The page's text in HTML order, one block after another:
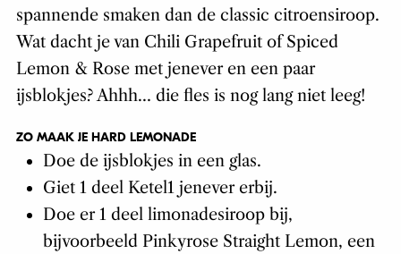
spannende smaken dan de classic citroensiroop.
Wat dacht je van Chili Grapefruit of Spiced
Lemon & Rose met jenever en een paar
ijsblokjes? Ahhh… die fles is nog lang niet leeg!
ZO MAAK JE HARD LEMONADE
Doe de ijsblokjes in een glas.
Giet 1 deel Ketel1 jenever erbij.
Doe er 1 deel limonadesiroop bij,
bijvoorbeeld Pinkyrose Straight Lemon, een